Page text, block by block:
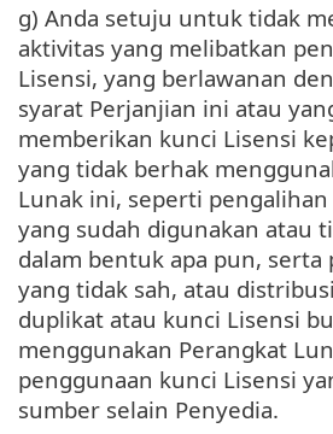
g) Anda setuju untuk tidak
aktivitas yang melibatkan
Lisensi, yang berlawanan
syarat Perjanjian ini atau
memberikan kunci Lisensi
yang tidak berhak
Lunak ini, seperti
yang sudah digunakan atau
dalam bentuk apa pun, serta
yang tidak sah, atau
duplikat atau kunci Lisensi
menggunakan Perangkat
penggunaan kunci Lisensi
sumber selain Penyedia.